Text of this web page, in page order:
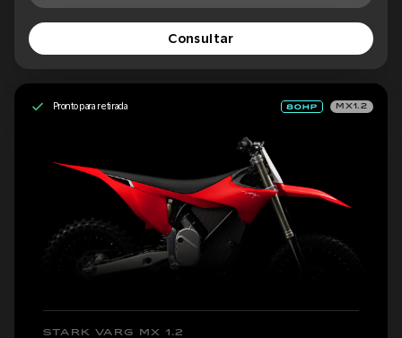
Consultar
Pronto para retirada MX1.2
STARK VARG MX 1.2